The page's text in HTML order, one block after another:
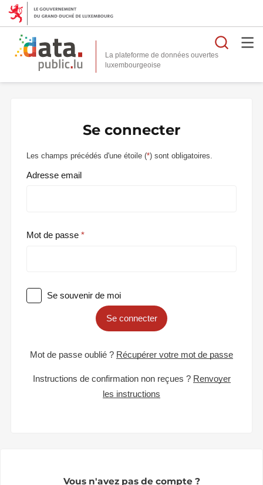
La plateforme de données ouvertes
Se connecter
Les champs précédés d'une étoile (*) sont obligatoires.
Adresse email
Mot de passe
Se souvenir de moi
Se connecter
Mot de passe oublié ? Récupérer votre mot de passe
Instructions de confirmation non reçues ? Renvoyer
les instructions
Vous n'avez pas de compte ?